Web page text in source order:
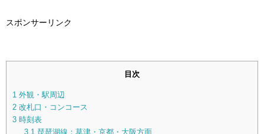
スポンサーリンク
目次
1 外観・駅周辺
2 改札口・コンコース
3 時刻表
3.1 琵琶湖線：草津・京都・大阪方面